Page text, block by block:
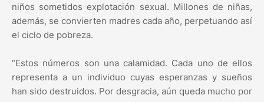
niños sometidos explotación sexual. Millones de niñas,
además, se convierten madres cada año, perpetuando así
el ciclo de pobreza.
“Estos números son una calamidad. Cada uno de ellos
representa a un individuo cuyas esperanzas y sueños
han sido destruidos. Por desgracia, aún queda mucho por